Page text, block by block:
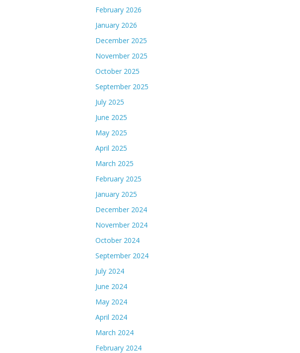
February 2026
January 2026
December 2025
November 2025
October 2025
September 2025
July 2025
June 2025
May 2025
April 2025
March 2025
February 2025
January 2025
December 2024
November 2024
October 2024
September 2024
July 2024
June 2024
May 2024
April 2024
March 2024
February 2024